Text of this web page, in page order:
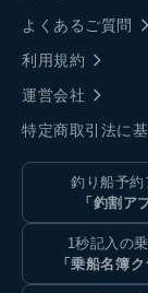
よくあるご質問
利用規約
運営会社
特定商取引法に
釣り船予約
「釣割ア
1秒記入の
「乗船名簿ク